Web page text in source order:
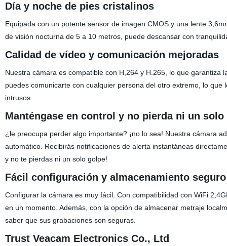
Día y noche de pies cristalinos
Equipada con un potente sensor de imagen CMOS y una lente
de visión nocturna de 5 a 10 metros, puede descansar con
Calidad de vídeo y comunicación mejoradas
Nuestra cámara es compatible con H,264 y H.265, lo que
puedes comunicarte con cualquier persona del otro extremo, lo
intrusos.
Manténgase en control y no pierda ni un solo
¿le preocupa perder algo importante? ¡no lo sea! Nuestra cámara
automático. Recibirás notificaciones de alerta instantáneas
y no te pierdas ni un solo golpe!
Fácil configuración y almacenamiento seguro
Configurar la cámara es muy fácil. Con compatibilidad con WiFi
en un momento. Además, con la opción de almacenar metraje
saber que sus grabaciones son seguras.
Trust Veacam Electronics Co., Ltd